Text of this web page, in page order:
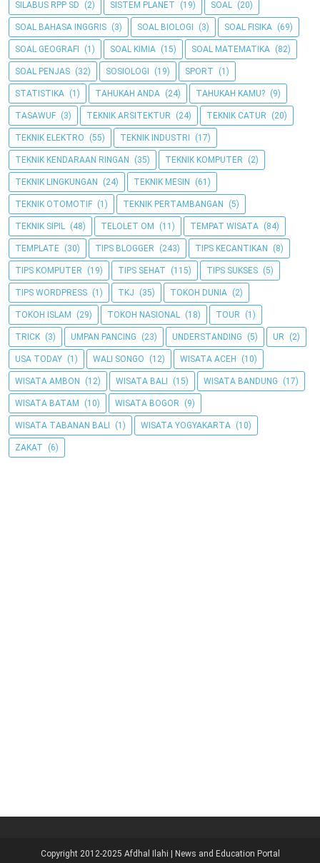
SILABUS RPP SD (2) SISTEM PLANET (19) SOAL (20)
SOAL BAHASA INGGRIS (3) SOAL BIOLOGI (3) SOAL FISIKA (69)
SOAL GEOGRAFI (1) SOAL KIMIA (15) SOAL MATEMATIKA (82)
SOAL PENJAS (32) SOSIOLOGI (19) SPORT (1)
STATISTIKA (1) TAHUKAH ANDA (24) TAHUKAH KAMU? (9)
TASAWUF (3) TEKNIK ARSITEKTUR (24) TEKNIK CATUR (20)
TEKNIK ELEKTRO (55) TEKNIK INDUSTRI (17)
TEKNIK KENDARAAN RINGAN (35) TEKNIK KOMPUTER (2)
TEKNIK LINGKUNGAN (24) TEKNIK MESIN (61)
TEKNIK OTOMOTIF (1) TEKNIK PERTAMBANGAN (5)
TEKNIK SIPIL (48) TELOLET OM (11) TEMPAT WISATA (84)
TEMPLATE (30) TIPS BLOGGER (243) TIPS KECANTIKAN (8)
TIPS KOMPUTER (19) TIPS SEHAT (115) TIPS SUKSES (5)
TIPS WORDPRESS (1) TKJ (35) TOKOH DUNIA (2)
TOKOH ISLAM (29) TOKOH NASIONAL (18) TOUR (1)
TRICK (3) UMPAN PANCING (23) UNDERSTANDING (5) UR (2)
USA TODAY (1) WALI SONGO (12) WISATA ACEH (10)
WISATA AMBON (12) WISATA BALI (15) WISATA BANDUNG (17)
WISATA BATAM (10) WISATA BOGOR (9)
WISATA TABANAN BALI (1) WISATA YOGYAKARTA (10)
ZAKAT (6)
Copyright 2012-2025 Afdhal Ilahi | News and Education Portal